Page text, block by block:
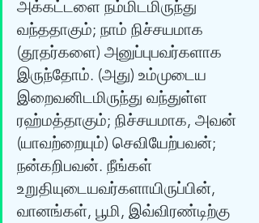
அக்கட்டளை நம்மிடமிருந்து
வந்ததாகும்; நாம் நிச்சயமாக
(தூதர்களை) அனுப்புபவர்களாக
இருந்தோம். (அது) உம்முடைய
இறைவனிடமிருந்து வந்துள்ள
ரஹ்மத்தாகும்; நிச்சயமாக, அவன்
(யாவற்றையும்) செவியேற்பவன்;
நன்கறிபவன். நீங்கள்
உறுதியுடையவர்களாயிருப்பின்,
வானங்கள், பூமி, இவ்விரண்டிற்கு